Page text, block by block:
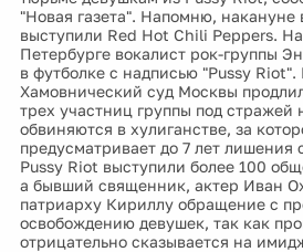
"Новая газета". Напомню, накануне
выступили Red Hot Chili Peppers.
Петербурге вокалист рок-группы
в футболке с надписью "Pussy
Хамовнический суд Москвы
трех участниц группы под стражей
обвиняются в хулиганстве, за
предусматривает до 7 лет лишения
Pussy Riot выступили более 100
а бывший священник, актер Иван
патриарху Кириллу обращение с
освобождению девушек, так как
отрицательно сказывается на